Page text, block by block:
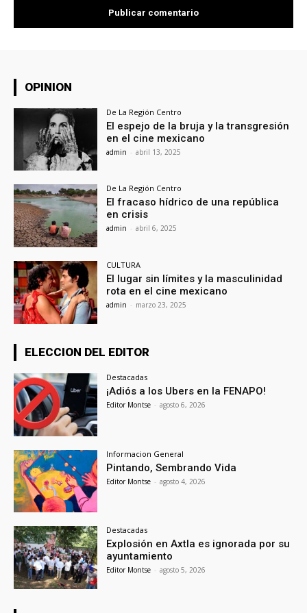
OPINION
De La Región Centro
El espejo de la bruja y la transgresión
en el cine mexicano
admin - abril 13, 2025
De La Región Centro
El fracaso hídrico de una república
en crisis
admin - abril 6, 2025
CULTURA
El lugar sin límites y la masculinidad
rota en el cine mexicano
admin - marzo 23, 2025
ELECCION DEL EDITOR
Destacadas
¡Adiós a los Ubers en la FENAPO!
Editor Montse - agosto 6, 2026
Informacion General
Pintando, Sembrando Vida
Editor Montse - agosto 4, 2026
Destacadas
Explosión en Axtla es ignorada por su
ayuntamiento
Editor Montse - agosto 5, 2026